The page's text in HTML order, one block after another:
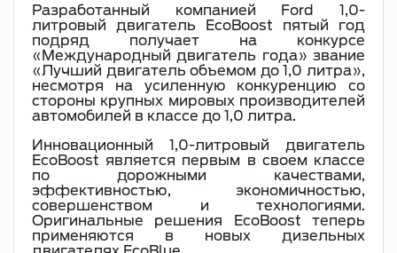
Разработанный компанией Ford 1,0-
литровый двигатель EcoBoost пятый год
подряд получает на конкурсе
«Международный двигатель года» звание
«Лучший двигатель объемом до 1,0 литра»,
несмотря на усиленную конкуренцию со
стороны крупных мировых производителей
автомобилей в классе до 1,0 литра.
Инновационный 1,0-литровый двигатель
EcoBoost является первым в своем классе
по дорожными качествами,
эффективностью, экономичностью,
совершенством и технологиями.
Оригинальные решения EcoBoost теперь
применяются в новых дизельных